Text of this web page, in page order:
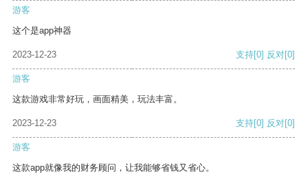
游客
这个是app神器
2023-12-23 支持[0] 反对[0]
游客
这款游戏非常好玩，画面精美，玩法丰富。
2023-12-23 支持[0] 反对[0]
游客
这款app就像我的财务顾问，让我能够省钱又省心。